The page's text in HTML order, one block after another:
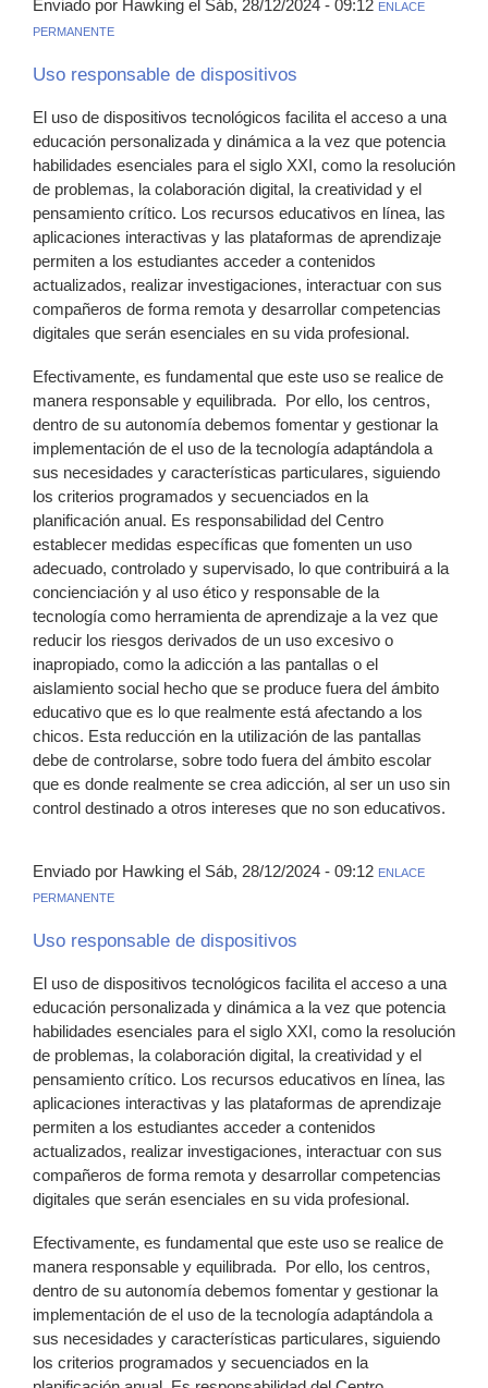
Enviado por Hawking el Sáb, 28/12/2024 - 09:12 ENLACE
PERMANENTE
Uso responsable de dispositivos
El uso de dispositivos tecnológicos facilita el acceso a una
educación personalizada y dinámica a la vez que potencia
habilidades esenciales para el siglo XXI, como la resolución
de problemas, la colaboración digital, la creatividad y el
pensamiento crítico. Los recursos educativos en línea, las
aplicaciones interactivas y las plataformas de aprendizaje
permiten a los estudiantes acceder a contenidos
actualizados, realizar investigaciones, interactuar con sus
compañeros de forma remota y desarrollar competencias
digitales que serán esenciales en su vida profesional.
Efectivamente, es fundamental que este uso se realice de
manera responsable y equilibrada. Por ello, los centros,
dentro de su autonomía debemos fomentar y gestionar la
implementación de el uso de la tecnología adaptándola a
sus necesidades y características particulares, siguiendo
los criterios programados y secuenciados en la
planificación anual. Es responsabilidad del Centro
establecer medidas específicas que fomenten un uso
adecuado, controlado y supervisado, lo que contribuirá a la
concienciación y al uso ético y responsable de la
tecnología como herramienta de aprendizaje a la vez que
reducir los riesgos derivados de un uso excesivo o
inapropiado, como la adicción a las pantallas o el
aislamiento social hecho que se produce fuera del ámbito
educativo que es lo que realmente está afectando a los
chicos. Esta reducción en la utilización de las pantallas
debe de controlarse, sobre todo fuera del ámbito escolar
que es donde realmente se crea adicción, al ser un uso sin
control destinado a otros intereses que no son educativos.
Enviado por Hawking el Sáb, 28/12/2024 - 09:12 ENLACE
PERMANENTE
Uso responsable de dispositivos
El uso de dispositivos tecnológicos facilita el acceso a una
educación personalizada y dinámica a la vez que potencia
habilidades esenciales para el siglo XXI, como la resolución
de problemas, la colaboración digital, la creatividad y el
pensamiento crítico. Los recursos educativos en línea, las
aplicaciones interactivas y las plataformas de aprendizaje
permiten a los estudiantes acceder a contenidos
actualizados, realizar investigaciones, interactuar con sus
compañeros de forma remota y desarrollar competencias
digitales que serán esenciales en su vida profesional.
Efectivamente, es fundamental que este uso se realice de
manera responsable y equilibrada. Por ello, los centros,
dentro de su autonomía debemos fomentar y gestionar la
implementación de el uso de la tecnología adaptándola a
sus necesidades y características particulares, siguiendo
los criterios programados y secuenciados en la